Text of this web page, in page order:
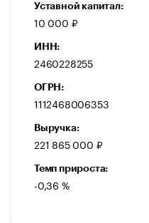
Уставной капитал:
10 000 ₽
ИНН:
2460228255
ОГРН:
1112468006353
Выручка:
221 865 000 ₽
Темп прироста:
-0,36 %